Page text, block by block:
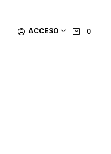
ACCESO 0